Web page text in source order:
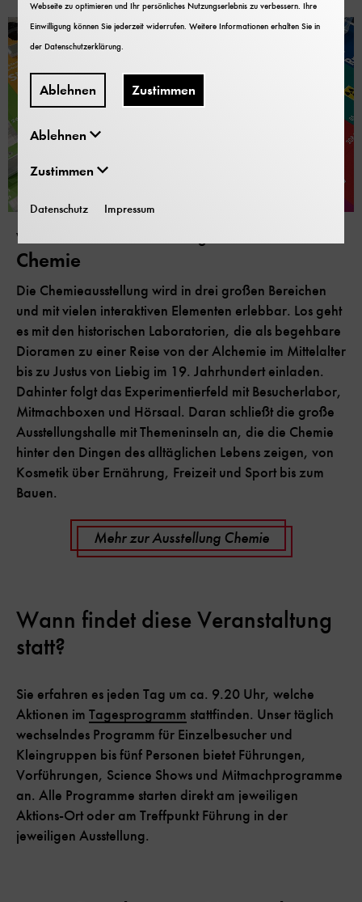
Von der Alchemie in den Alltag
Chemie
Die Chemieausstellung wird in drei großen Bereichen
und mit vielen interaktiven Elementen erlebbar. Los geht
es mit den historischen Laboratorien, die als begehbare
Dioramen zu einer Reise von der Alchemie im Mittelalter
bis zu Justus von Liebig im 19. Jahrhundert einladen.
Dahinter folgt das Experimentierfeld mit Besucherlabor,
Mitmachboxen und Hörsaal. Daran schließt die große
Ausstellungshalle mit Themeninseln an, die die Chemie
hinter den Dingen des alltäglichen Lebens zeigen, von
Kosmetik über Ernährung, Freizeit und Sport bis zum
Bauen.
Mehr zur Ausstellung Chemie
Wann findet diese Veranstaltung
statt?
Sie erfahren es jeden Tag um ca. 9.20 Uhr, welche
Aktionen im Tagesprogramm stattfinden. Unser täglich
wechselndes Programm für Einzelbesucher und
Kleingruppen bis fünf Personen bietet Führungen,
Vorführungen, Science Shows und Mitmachprogramme
an. Alle Programme starten direkt am jeweiligen
Aktions-Ort oder am Treffpunkt Führung in der
jeweiligen Ausstellung.
Webseite zu optimieren und Ihr persönliches Nutzungserlebnis zu verbessern. Ihre
Einwilligung können Sie jederzeit widerrufen. Weitere Informationen erhalten Sie in
derDatenschutzerklärung
Ablehnen Zustimmen
Ablehnen
Zustimmen
Datenschutz Impressum